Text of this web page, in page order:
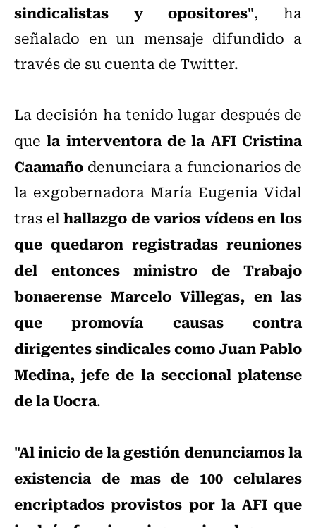
sindicalistas y opositores", ha
señalado en un mensaje difundido a
través de su cuenta de Twitter.
La decisión ha tenido lugar después de
quela interventora de la AFI Cristina
Caamaño denunciara a funcionarios de
la exgobernadora María Eugenia Vidal
tras elhallazgo de varios vídeos en los
que quedaron registradas reuniones
del entonces ministro de Trabajo
bonaerense Marcelo Villegas, en las
que promovía causas contra
dirigentes sindicales como Juan Pablo
Medina, jefe de la seccional platense
de la Uocra.
"Al inicio de la gestión denunciamos la
existencia de mas de 100 celulares
encriptados provistos por la AFI que